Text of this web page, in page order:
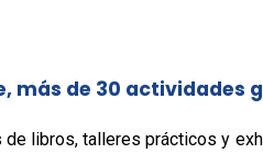
más de 30 actividades
de libros, talleres prácticos y